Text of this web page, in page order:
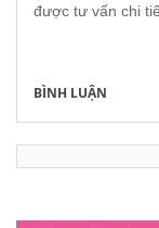
được tư vấn chi
BÌNH LUẬN